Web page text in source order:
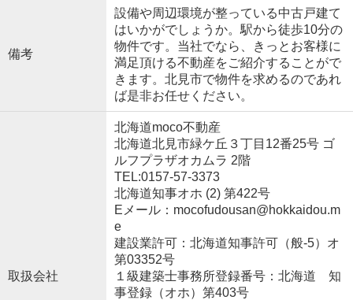
備考
設備や周辺環境が整っている中古戸建て
はいかがでしょうか。駅から徒歩10分の
物件です。当社でなら、きっとお客様に
満足頂ける不動産をご紹介することがで
きます。北見市で物件を求めるのであれ
ば是非お任せください。
取扱会社
北海道moco不動産
北海道北見市緑ケ丘３丁目12番25号 ゴ
ルフプラザオカムラ 2階
TEL:0157-57-3373
北海道知事オホ (2) 第422号
Eメール：mocofudousan@hokkaidou.m
e
建設業許可：北海道知事許可（般-5）オ
第03352号
１級建築士事務所登録番号：北海道 知
事登録（オホ）第403号